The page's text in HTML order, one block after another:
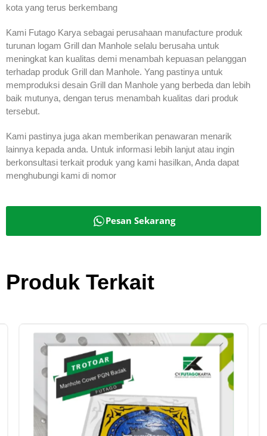
kota yang terus berkembang
Kami Futago Karya sebagai perusahaan manufacture produk
turunan logam Grill dan Manhole selalu berusaha untuk
meningkat kan kualitas demi menambah kepuasan pelanggan
terhadap produk Grill dan Manhole. Yang pastinya untuk
memproduksi desain Grill dan Manhole yang berbeda dan lebih
baik mutunya, dengan terus menambah kualitas dari produk
tersebut.
Kami pastinya juga akan memberikan penawaran menarik
lainnya kepada anda. Untuk informasi lebih lanjut atau ingin
berkonsultasi terkait produk yang kami hasilkan, Anda dapat
menghubungi kami di nomor
Pesan Sekarang
Produk Terkait